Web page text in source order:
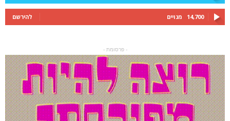
14,700 מנויים להירשם
- פרסומת -